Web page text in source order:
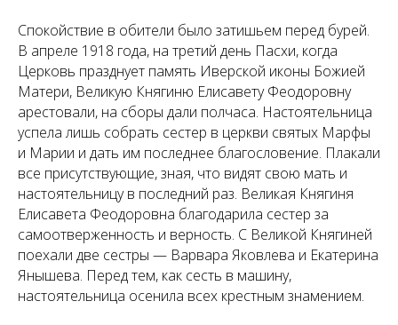
Спокойствие в обители было затишьем перед бурей.
В апреле 1918 года, на третий день Пасхи, когда
Церковь празднует память Иверской иконы Божией
Матери, Великую Княгиню Елисавету Феодоровну
арестовали, на сборы дали полчаса. Настоятельница
успела лишь собрать сестер в церкви святых Марфы
и Марии и дать им последнее благословение. Плакали
все присутствующие, зная, что видят свою мать и
настоятельницу в последний раз. Великая Княгиня
Елисавета Феодоровна благодарила сестер за
самоотверженность и верность. С Великой Княгиней
поехали две сестры — Варвара Яковлева и Екатерина
Янышева. Перед тем, как сесть в машину,
настоятельница осенила всех крестным знамением.